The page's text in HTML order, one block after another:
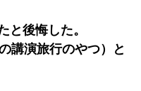
と後悔した。
講演旅行のやつ）と